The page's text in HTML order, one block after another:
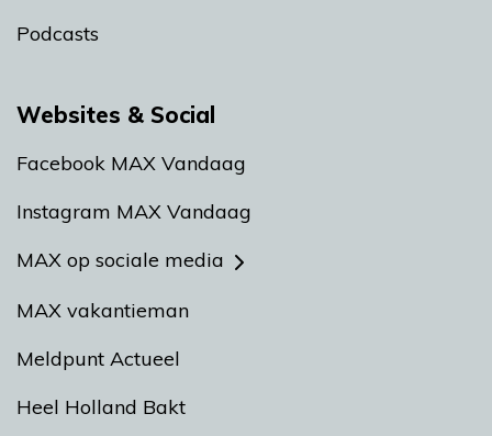
Podcasts
Websites & Social
Facebook MAX Vandaag
Instagram MAX Vandaag
MAX op sociale media
MAX vakantieman
Meldpunt Actueel
Heel Holland Bakt